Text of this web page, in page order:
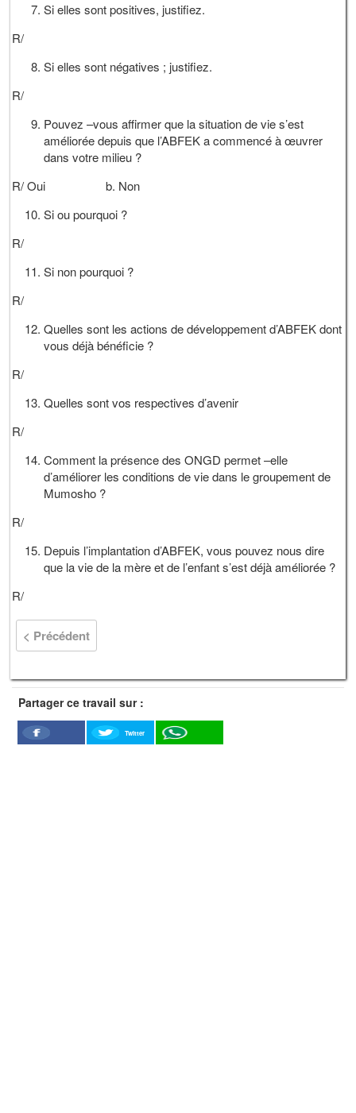
Si elles sont positives, justifiez.
R/
Si elles sont négatives ; justifiez.
R/
Pouvez –vous affirmer que la situation de vie s’est
améliorée depuis que l’ABFEK a commencé à œuvrer
dans votre milieu ?
R/ Oui b. Non
Si ou pourquoi ?
R/
Si non pourquoi ?
R/
Quelles sont les actions de développement d’ABFEK dont
vous déjà bénéficie ?
R/
Quelles sont vos respectives d’avenir
R/
Comment la présence des ONGD permet –elle
d’améliorer les conditions de vie dans le groupement de
Mumosho ?
R/
Depuis l’implantation d’ABFEK, vous pouvez nous dire
que la vie de la mère et de l’enfant s’est déjà améliorée ?
R/
< Précédent
Partager ce travail sur :
Facebook
Twitter